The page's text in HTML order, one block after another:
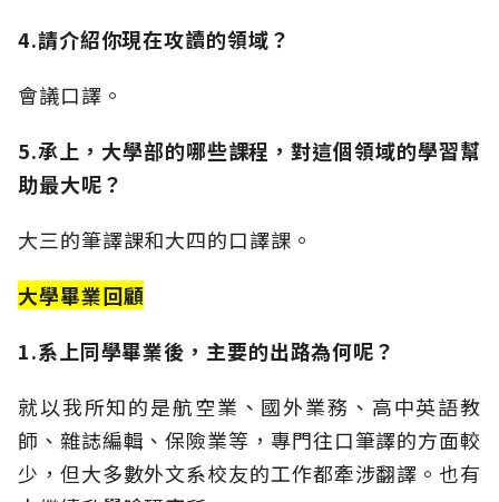
4.請介紹你現在攻讀的領域？
會議口譯。
5.承上，大學部的哪些課程，對這個領域的學習幫
助最大呢？
大三的筆譯課和大四的口譯課。
大學畢業回顧
1.系上同學畢業後，主要的出路為何呢？
就以我所知的是航空業、國外業務、高中英語教
師、雜誌編輯、保險業等，專門往口筆譯的方面較
少，但大多數外文系校友的工作都牽涉翻譯。也有